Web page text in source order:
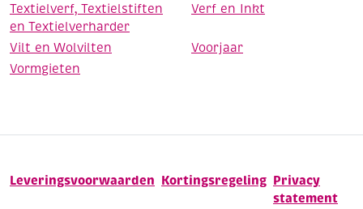
Textielverf, Textielstiften
en Textielverharder
Verf en Inkt
Vilt en Wolvilten
Voorjaar
Vormgieten
Leveringsvoorwaarden Kortingsregeling Privacy
statement